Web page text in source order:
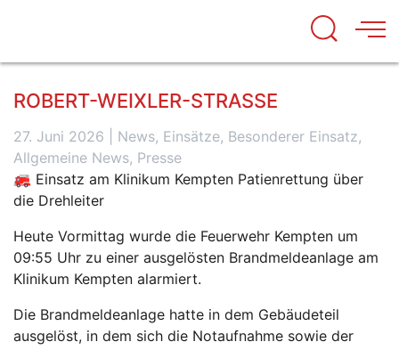
ROBERT-WEIXLER-STRASSE
27. Juni 2026
News, Einsätze, Besonderer Einsatz,
Allgemeine News, Presse
🚒 Einsatz am Klinikum Kempten Patienrettung über
die Drehleiter
Heute Vormittag wurde die Feuerwehr Kempten um
09:55 Uhr zu einer ausgelösten Brandmeldeanlage am
Klinikum Kempten alarmiert.
Die Brandmeldeanlage hatte in dem Gebäudeteil
ausgelöst, in dem sich die Notaufnahme sowie der